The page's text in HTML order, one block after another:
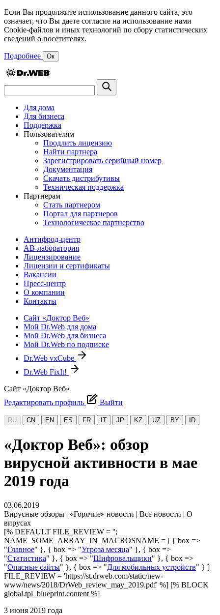
Если Вы продолжите использование данного сайта, это
означает, что Вы даете согласие на использование нами
Cookie-файлов и иных технологий по сбору статистических
сведений о посетителях.
Подробнее Ок
Для дома
Для бизнеса
Поддержка
Пользователям
Продлить лицензию
Найти партнера
Зарегистрировать серийный номер
Документация
Скачать дистрибутивы
Техническая поддержка
Партнерам
Стать партнером
Портал для партнеров
Технологическое партнерство
Антифрод-центр
АВ-лаборатория
Лицензирование
Лицензии и сертификаты
Вакансии
Пресс-центр
О компании
Контакты
Сайт «Доктор Веб»
Мой Dr.Web для дома
Мой Dr.Web для бизнеса
Мой Dr.Web по подписке
Dr.Web vxCube
Dr.Web FixIt!
Сайт «Доктор Веб»
Редактировать профиль
Выйти
RU CN EN ES FR IT JP KZ UZ BY ID
«Доктор Веб»: обзор
вирусной активности в мае
2019 года
03.06.2019
Вирусные обзоры | «Горячие» новости | Все новости | О
вирусах
[% DEFAULT FILE_REVIEW = '';
NAME_SOME_ARRAY_IN_MACROSNAME = [ { box =>
"Главное" }, { box => "Угроза месяца" }, { box =>
"Статистика" }, { box => "Шифровальщики" }, { box =>
"Опасные сайты" }, { box => "Для мобильных устройств" } ]
FILE_REVIEW = 'https://st.drweb.com/static/new-
www/news/2018/DrWeb_review_may_2019.pdf' %] [% BLOCK
global.tpl_blueprint.content %]
3 июня 2019 года